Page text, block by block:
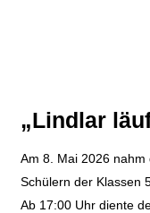
„Lindlar
Am 8. Mai 2026
Schülern der Klassen
Ab 17:00 Uhr diente